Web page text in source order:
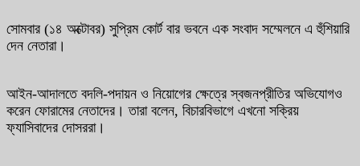
সোমবার (১৪ অক্টোবর) সুপ্রিম কোর্ট বার ভবনে এক সংবাদ সম্মেলনে এ হুঁশিয়ারি
দেন নেতারা।
আইন-আদালতে বদলি-পদায়ন ও নিয়োগের ক্ষেত্রে স্বজনপ্রীতির অভিযোগও
করেন ফোরামের নেতাদের। তারা বলেন, বিচারবিভাগে এখনো সক্রিয়
ফ্যাসিবাদের দোসররা।